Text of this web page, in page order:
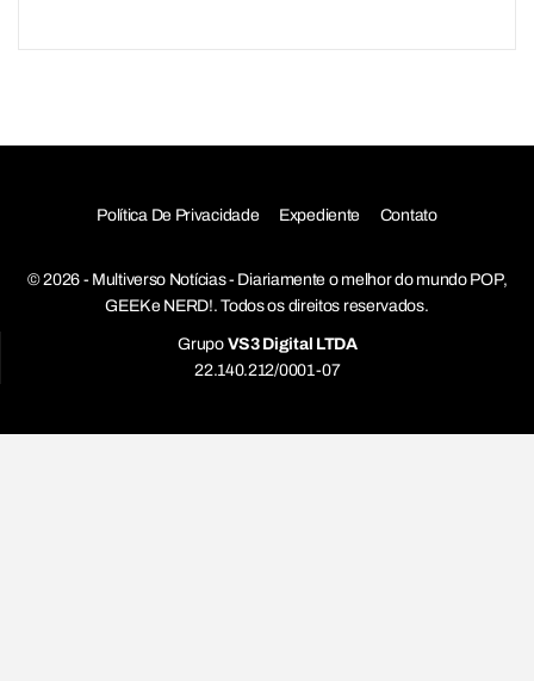
Política De Privacidade Expediente Contato
© 2026 - Multiverso Notícias - Diariamente o melhor do mundo POP,
GEEK e NERD!. Todos os direitos reservados.
Grupo VS3 Digital LTDA
22.140.212/0001-07